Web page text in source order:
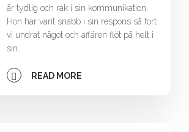
är tydlig och rak i sin kommunikation.
Hon har varit snabb i sin respons så fort
vi undrat något och affären flöt på helt i
sin…
READ MORE